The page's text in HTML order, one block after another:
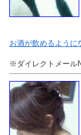
お酒が飲めるように
※ダイレクトメール